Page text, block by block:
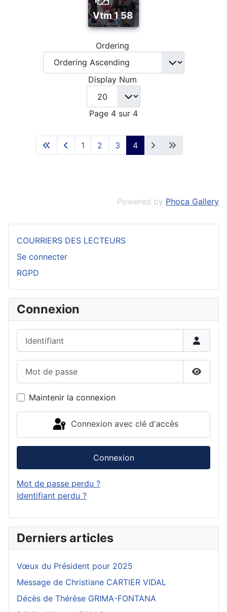
COURRIERS DES LECTEURS
Se connecter
RGPD
Connexion
Maintenir la connexion
Connexion avec clé d'accès
Connexion
Mot de passe perdu ?
Identifiant perdu ?
Derniers articles
Vœux du Président pour 2025
Message de Christiane CARTIER VIDAL
Décès de Thérèse GRIMA-FONTANA
vtm 1 58
Ordering
Display Num
Page 4 sur 4
1 2 3 4
Powered by Phoca Gallery